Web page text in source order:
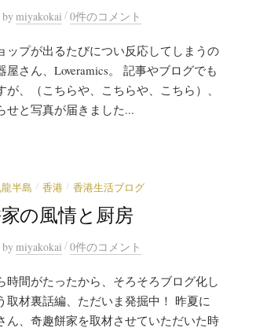
by miyakokai /0件のコメント
ップが出るたびについ反応してしまうの
さん、Loveramics。 記事やブログでも
が、（こちらや、こちらや、こちら）、
せと写真が届きました...
半島 / 香港 / 香港生活ブログ
の風情と厨房
by miyakokai /0件のコメント
時間がたったから、そろそろブログ化し
取材裏話編、ただいま発掘中！ 昨夏に
ん、奇趣餅家を取材させていただいた時